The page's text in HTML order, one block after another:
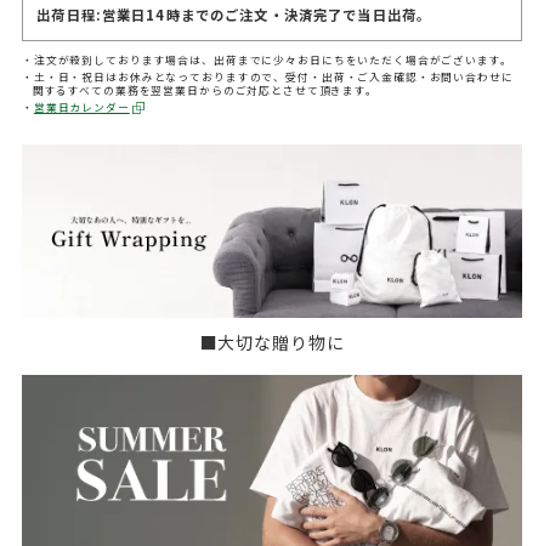
出荷日程:営業日14時までのご注文・決済完了で当日出荷。
注文が殺到しております場合は、出荷までに少々お日にちをいただく場合がございます。
土・日・祝日はお休みとなっておりますので、受付・出荷・ご入金確認・お問い合わせに
関するすべての業務を翌営業日からのご対応とさせて頂きます。
営業日カレンダー
■大切な贈り物に